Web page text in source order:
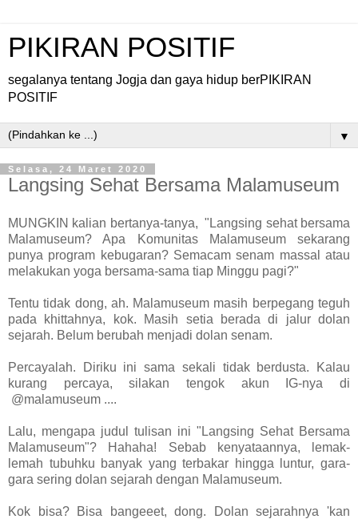
PIKIRAN POSITIF
segalanya tentang Jogja dan gaya hidup berPIKIRAN
POSITIF
▼
Selasa, 24 Maret 2020
Langsing Sehat Bersama Malamuseum
MUNGKIN kalian bertanya-tanya, "Langsing sehat bersama
Malamuseum? Apa Komunitas Malamuseum sekarang
punya program kebugaran? Semacam senam massal atau
melakukan yoga bersama-sama tiap Minggu pagi?"
Tentu tidak dong, ah. Malamuseum masih berpegang teguh
pada khittahnya, kok. Masih setia berada di jalur dolan
sejarah. Belum berubah menjadi dolan senam.
Percayalah. Diriku ini sama sekali tidak berdusta. Kalau
kurang percaya, silakan tengok akun IG-nya di
@malamuseum ....
Lalu, mengapa judul tulisan ini "Langsing Sehat Bersama
Malamuseum"? Hahaha! Sebab kenyataannya, lemak-
lemah tubuhku banyak yang terbakar hingga luntur, gara-
gara sering dolan sejarah dengan Malamuseum.
Kok bisa? Bisa bangeeet, dong. Dolan sejarahnya 'kan